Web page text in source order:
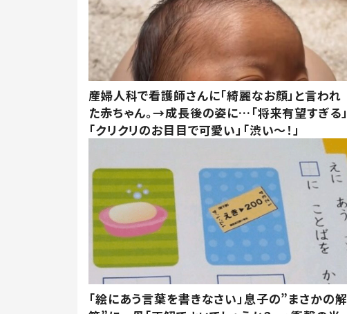
産婦人科で看護師さんに「綺麗なお顔」と言われ
た赤ちゃん。→成長後の姿に…「将来有望すぎる」
「クリクリのお目目で可愛い」「渋い～！」
「絵にあう言葉を書きなさい」息子の”まさかの解